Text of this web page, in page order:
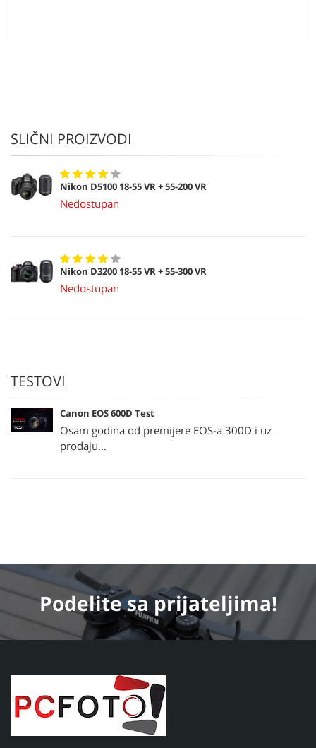
SLIČNI PROIZVODI
Nikon D5100 18-55 VR + 55-200 VR
Nedostupan
Nikon D3200 18-55 VR + 55-300 VR
Nedostupan
TESTOVI
Canon EOS 600D Test
Osam godina od premijere EOS-a 300D i uz
prodaju...
Podelitesa prijateljima!